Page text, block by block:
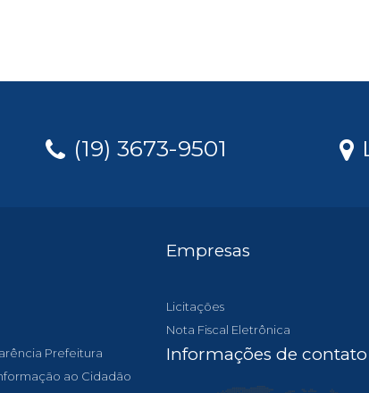
(19) 3673-9501
Prefeitura
ao Cidadão
Empresas
Licitações
Nota Fiscal Eletrônica
Informações de contato